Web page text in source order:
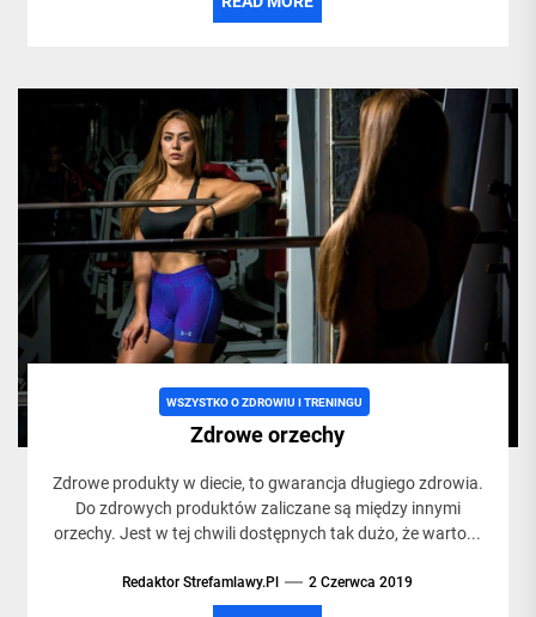
WSZYSTKO O ZDROWIU I TRENINGU
Zdrowe orzechy
Zdrowe produkty w diecie, to gwarancja długiego zdrowia.
Do zdrowych produktów zaliczane są między innymi
orzechy. Jest w tej chwili dostępnych tak dużo, że warto...
Redaktor Strefamlawy.pl 2 Czerwca 2019